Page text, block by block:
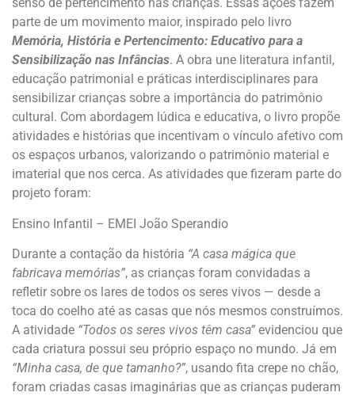
senso de pertencimento nas crianças. Essas ações fazem
parte de um movimento maior, inspirado pelo livro
Memória, História e Pertencimento: Educativo para a
Sensibilização nas Infâncias. A obra une literatura infantil,
educação patrimonial e práticas interdisciplinares para
sensibilizar crianças sobre a importância do patrimônio
cultural. Com abordagem lúdica e educativa, o livro propõe
atividades e histórias que incentivam o vínculo afetivo com
os espaços urbanos, valorizando o patrimônio material e
imaterial que nos cerca. As atividades que fizeram parte do
projeto foram:
Ensino Infantil – EMEI João Sperandio
Durante a contação da história “A casa mágica que
fabricava memórias”, as crianças foram convidadas a
refletir sobre os lares de todos os seres vivos — desde a
toca do coelho até as casas que nós mesmos construímos.
A atividade “Todos os seres vivos têm casa” evidenciou que
cada criatura possui seu próprio espaço no mundo. Já em
“Minha casa, de que tamanho?”, usando fita crepe no chão,
foram criadas casas imaginárias que as crianças puderam